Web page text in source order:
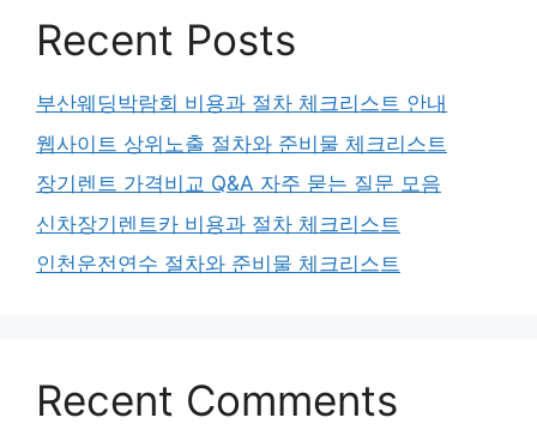
Recent Posts
부산웨딩박람회 비용과 절차 체크리스트 안내
웹사이트 상위노출 절차와 준비물 체크리스트
장기렌트 가격비교 Q&A 자주 묻는 질문 모음
신차장기렌트카 비용과 절차 체크리스트
인천운전연수 절차와 준비물 체크리스트
Recent Comments